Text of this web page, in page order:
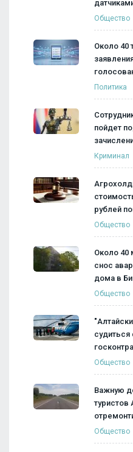
Общество
Около 40
Политика
пойдет
Криминал
рублей
Общество
Около 40
снос
дома в
Общество
судиться
Общество
Важную
туристов
Общество